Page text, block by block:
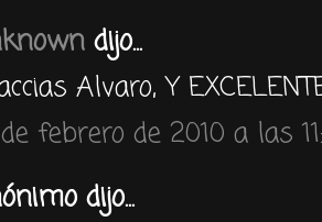
dijo...
Alvaro, Y
febrero de 2010 a las
dijo...